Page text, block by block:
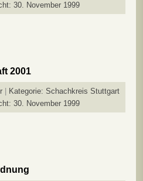
30. November 1999
2001
Kategorie: Schachkreis Stuttgart
30. November 1999